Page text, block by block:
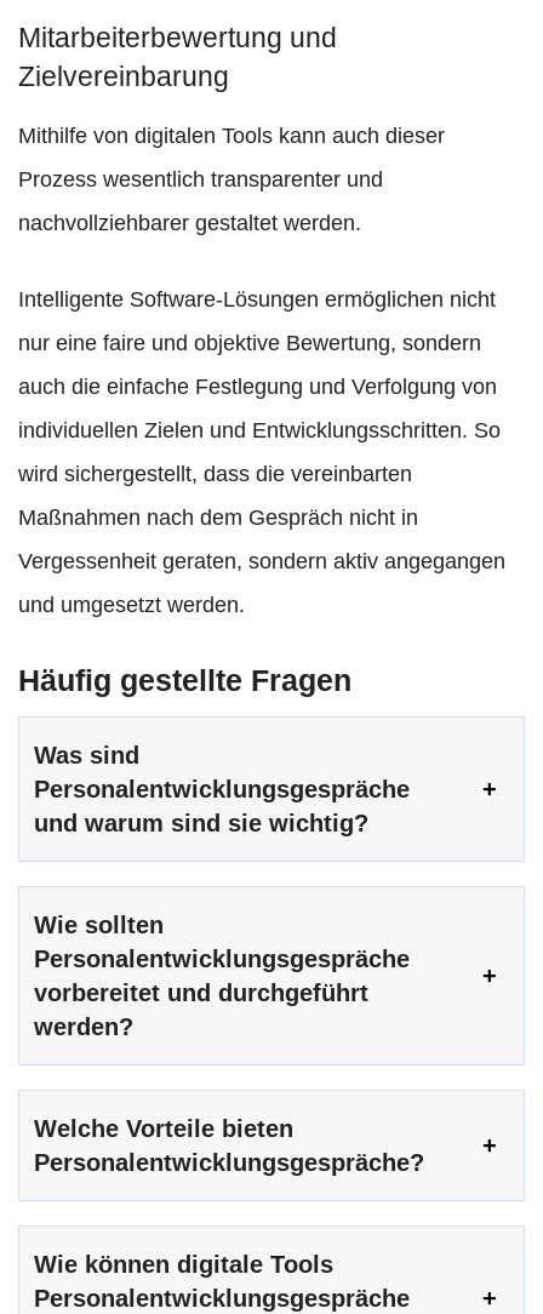
Mitarbeiterbewertung und
Zielvereinbarung
Mithilfe von digitalen Tools kann auch dieser
Prozess wesentlich transparenter und
nachvollziehbarer gestaltet werden.
Intelligente Software-Lösungen ermöglichen nicht
nur eine faire und objektive Bewertung, sondern
auch die einfache Festlegung und Verfolgung von
individuellen Zielen und Entwicklungsschritten. So
wird sichergestellt, dass die vereinbarten
Maßnahmen nach dem Gespräch nicht in
Vergessenheit geraten, sondern aktiv angegangen
und umgesetzt werden.
Häufig gestellte Fragen
Was sind
Personalentwicklungsgespräche
und warum sind sie wichtig?
Wie sollten
Personalentwicklungsgespräche
vorbereitet und durchgeführt
werden?
Welche Vorteile bieten
Personalentwicklungsgespräche?
Wie können digitale Tools
Personalentwicklungsgespräche